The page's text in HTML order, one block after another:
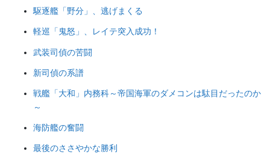
駆逐艦「野分」、逃げまくる
軽巡「鬼怒」、レイテ突入成功！
武装司偵の苦闘
新司偵の系譜
戦艦「大和」内務科～帝国海軍のダメコンは駄目だったのか
～
海防艦の奮闘
最後のささやかな勝利